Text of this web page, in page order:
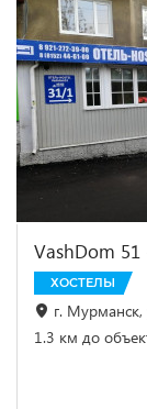
VashDom
ХОСТЕЛЫ
г. Мурманск,
1.3 км до